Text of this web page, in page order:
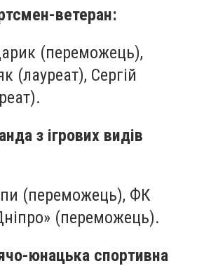
ветеран:
(переможець),
(лауреат), Сергій
з ігрових видів
(переможець), ФК
(переможець).
юнацька спортивна